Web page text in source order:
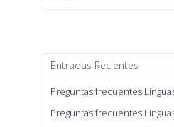
Entradas Recientes
Preguntas frecuentes
Preguntas frecuentes